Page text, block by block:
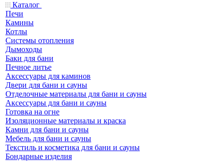
Каталог
Печи
Камины
Котлы
Системы отопления
Дымоходы
Баки для бани
Печное литье
Аксессуары для каминов
Двери для бани и сауны
Отделочные материалы для бани и сауны
Аксессуары для бани и сауны
Готовка на огне
Изоляционные материалы и краска
Камни для бани и сауны
Мебель для бани и сауны
Текстиль и косметика для бани и сауны
Бондарные изделия